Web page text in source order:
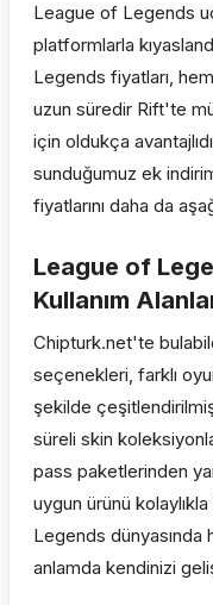
League of Legends
platformlarla
Legends fiyatları,
uzun süredir Rift'te
için oldukça
sunduğumuz ek
fiyatlarını daha da
League of
Kullanım
Chipturk.net'te
seçenekleri, farklı
şekilde
süreli skin
pass paketlerinden
uygun ürünü
Legends
anlamda kendinizi